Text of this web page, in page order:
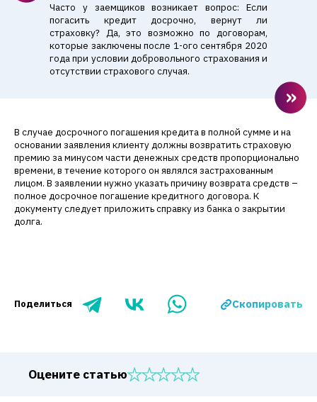
Часто у заемщиков возникает вопрос: Если
погасить кредит досрочно, вернут ли
страховку? Да, это возможно по договорам,
которые заключены после 1-ого сентября 2020
года при условии добровольного страхования и
отсутствии страхового случая.
В случае досрочного погашения кредита в полной сумме и на
основании заявления клиенту должны возвратить страховую
премию за минусом части денежных средств пропорционально
времени, в течение которого он являлся застрахованным
лицом. В заявлении нужно указать причину возврата средств –
полное досрочное погашение кредитного договора. К
документу следует приложить справку из банка о закрытии
долга.
Поделиться Скопировать
Оцените статью